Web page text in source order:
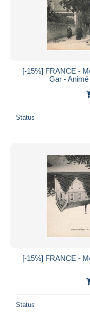
[-15%] FRANCE -
Gar -
Status
[-15%] FRANCE -
Status